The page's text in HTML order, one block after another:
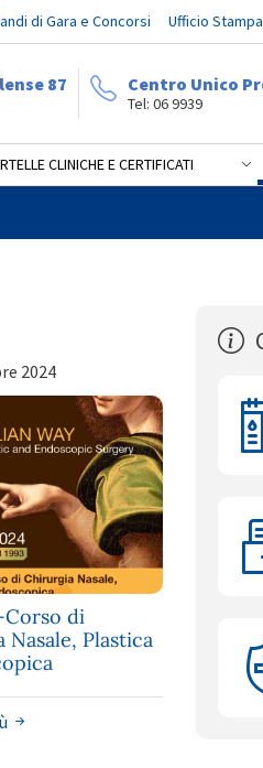
di Gara e Concorsi Ufficio Stampa
87 Centro Unico
Tel: 06 9939
CLINICHE E CERTIFICATI
2024
Corso di
Plastica